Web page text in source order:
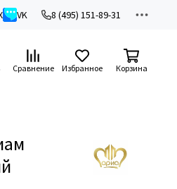
VK 8 (495) 151-89-31
Сравнение Избранное Корзина